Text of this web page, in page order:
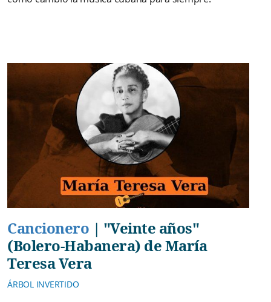
Cancionero | "Veinte años"
(Bolero-Habanera) de María
Teresa Vera
ÁRBOL INVERTIDO